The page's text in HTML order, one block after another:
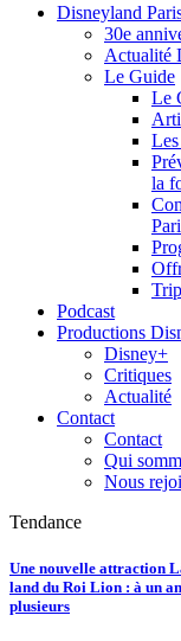
Disneyland
30e
Actualité
Le Guide
Le
la
Podcast
Productions
Disney+
Critiques
Actualité
Contact
Contact
Qui
Nous
Tendance
Une nouvelle attraction
land du Roi Lion : à un
plusieurs